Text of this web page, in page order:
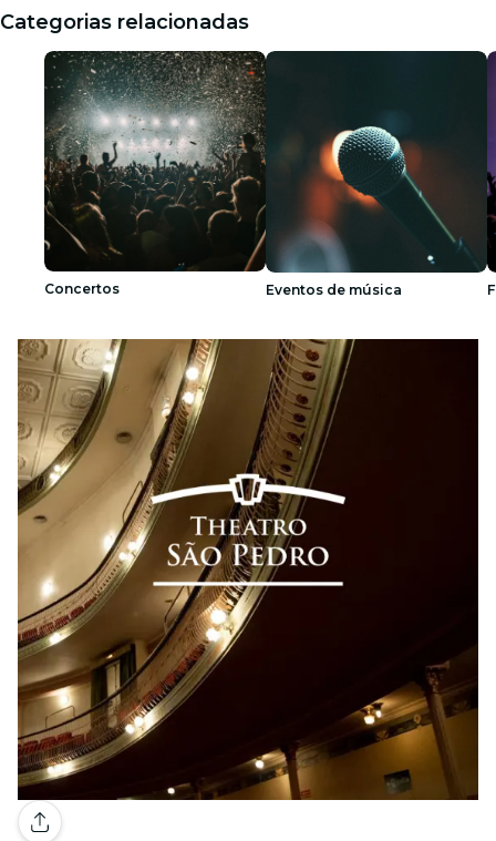
Categorias relacionadas
Concertos Eventos de música